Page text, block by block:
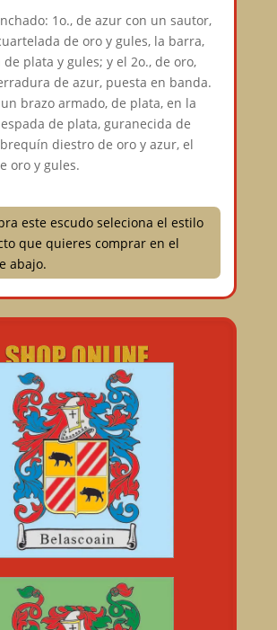
1o., de azur con un sautor,
de oro y gules, la barra,
plata y gules; y el 2o., de oro,
de azur, puesta en banda.
brazo armado, de plata, en la
de plata, guranecida de
diestro de oro y azur, el
oro y gules.⠀
este escudo seleciona el estilo
que quieres comprar en el
abajo.